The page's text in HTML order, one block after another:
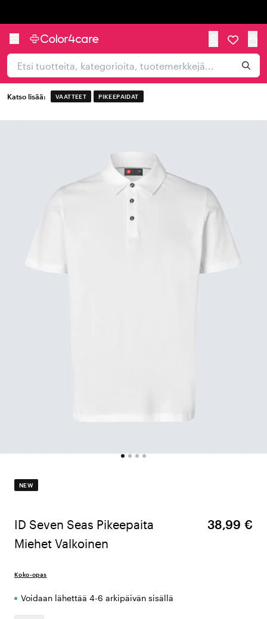
Katso lisää: VAATTEET PIKEEPAIDAT
NEW
ID Seven Seas Pikeepaita
Miehet Valkoinen
38,99 €
Koko-opas
Voidaan lähettää 4-6 arkipäivän sisällä